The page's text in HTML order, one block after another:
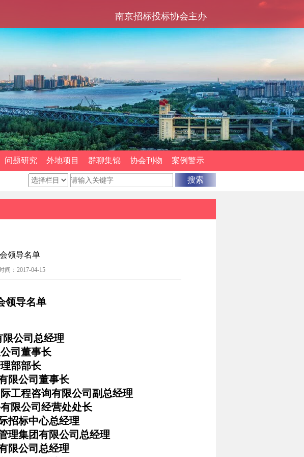
南京招标投标协会主办
问题研究 外地项目 群聊集锦 协会刊物 案例警示
领导名单
间：2017-04-15
领导名单
公司总经理
司董事长
部部长
限公司董事长
工程咨询有限公司副总经理
限公司经营处处长
招标中心总经理
理集团有限公司总经理
限公司总经理